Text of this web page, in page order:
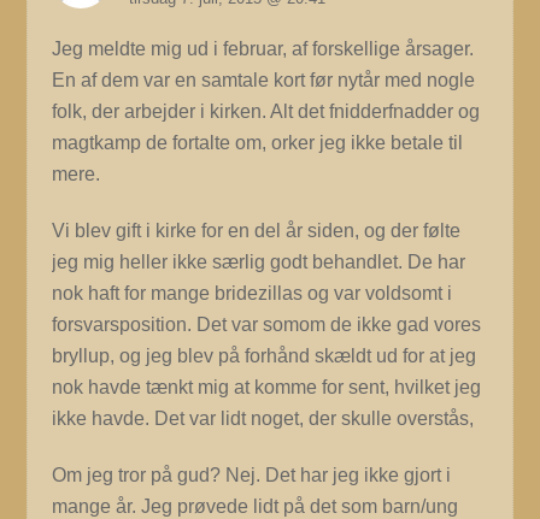
Jeg meldte mig ud i februar, af forskellige årsager.
En af dem var en samtale kort før nytår med nogle
folk, der arbejder i kirken. Alt det fnidderfnadder og
magtkamp de fortalte om, orker jeg ikke betale til
mere.
Vi blev gift i kirke for en del år siden, og der følte
jeg mig heller ikke særlig godt behandlet. De har
nok haft for mange bridezillas og var voldsomt i
forsvarsposition. Det var somom de ikke gad vores
bryllup, og jeg blev på forhånd skældt ud for at jeg
nok havde tænkt mig at komme for sent, hvilket jeg
ikke havde. Det var lidt noget, der skulle overstås,
Om jeg tror på gud? Nej. Det har jeg ikke gjort i
mange år. Jeg prøvede lidt på det som barn/ung